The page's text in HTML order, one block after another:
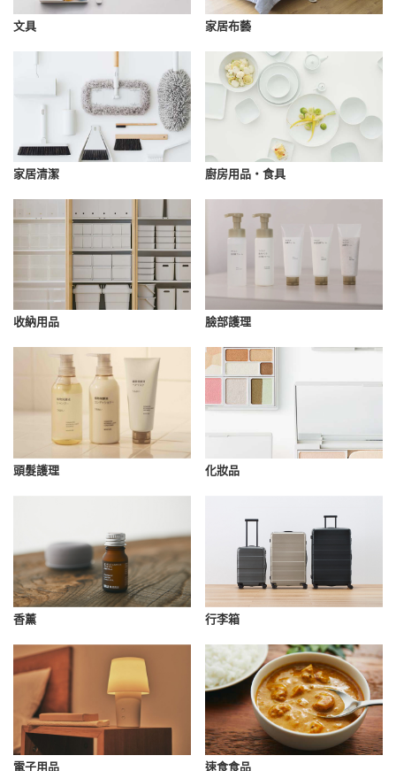
文具 家居布藝
家居清潔 廚房用品・食具
收納用品 臉部護理
頭髮護理 化妝品
香薰 行李箱
電子用品 速食食品